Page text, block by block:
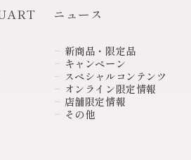
ニュース
新商品・限定品
キャンペーン
スペシャルコンテンツ
オンライン限定情報
店舗限定情報
その他